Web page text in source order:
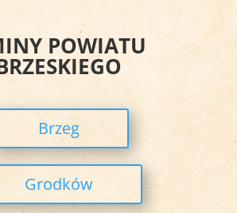
POWIATU
Brzeg
Grodków